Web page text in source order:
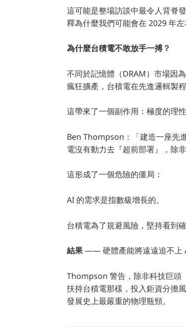
這可能是整場訪談中最令人背脊
釋為什麼我們可能會在 2029 年左
為什麼台積電不敢放手一搏？
不同於記憶體（DRAM）市場因
瘋狂擴產，台積電在先進邏輯製
這帶來了一個副作用：極度的理性
Ben Thompson：「建造一座先
電沒有動力去『超前部署』，除
這形成了一個危險的僵局：
AI 的需求是指數級增長的。
台積電為了規避風險，堅持看到
結果—— 硬體產能將遠遠追不上
Thompson 警告，除非科技巨
扶持台積電那樣，投入鉅資分擔
發展史上最嚴重的物理瓶頸。